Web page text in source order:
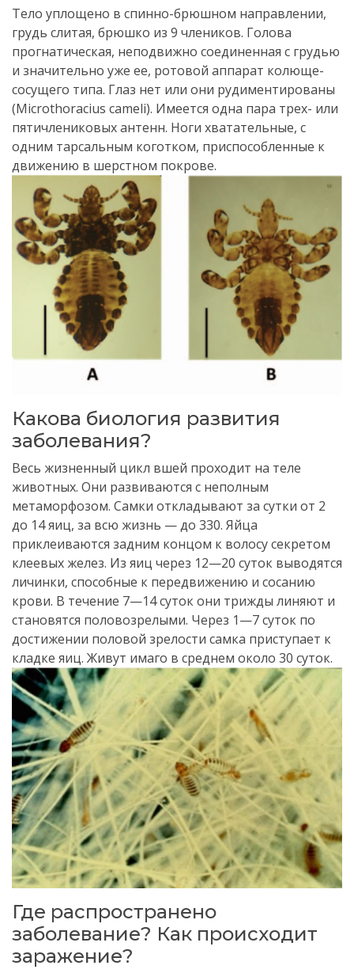
Тело уплощено в спинно-брюшном направлении,
грудь слитая, брюшко из 9 члеников. Голова
прогнатическая, неподвижно соеди­ненная с грудью
и значительно уже ее, ротовой аппарат колюще-
сосущего типа. Глаз нет или они рудиментированы
(Microthoracius cameli). Имеется одна пара трех- или
пятичлениковых антенн. Ноги хватательные, с
одним тарсальным коготком, приспособленные к
движению в шерстном покрове.
Какова биология развития
заболевания?
Весь жизненный цикл вшей проходит на теле
животных. Они развиваются с неполным
метаморфозом. Самки откладывают за сутки от 2
до 14 яиц, за всю жизнь — до 330. Яйца
приклеиваются задним концом к волосу секретом
клеевых желез. Из яиц через 12—20 суток выводятся
личинки, способные к передвижению и сосанию
крови. В течение 7—14 суток они трижды линяют и
становятся половозрелыми. Через 1—7 суток по
достижении половой зрелости самка приступает к
кладке яиц. Живут имаго в среднем около 30 суток.
Где распространено
заболевание? Как происходит
заражение?